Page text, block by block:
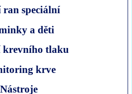
speciální
a děti
krevního tlaku
krve
Nástroje